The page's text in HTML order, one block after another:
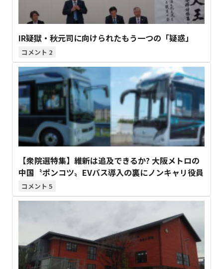
IR疑獄・秋元司に向けられたもう一つの「疑惑」
2
【衆院選特集】維新は追及できるか? 大阪メトロの
中国〝ポンコツ〟EVバス導入の裏にノンキャリ役員
5